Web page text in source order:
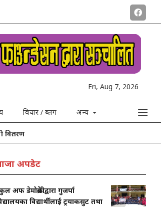
Fri, Aug 7, 2026
विचार / ब्लग अन्य
अपडेट
अफ डेमोक्रेसीद्वारा गुजर्पा
विद्यार्थीलाई ट्रयाकसुट तथा